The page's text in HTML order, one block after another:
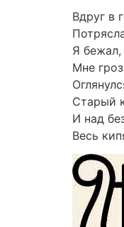
Вдруг в
Я
Мне
Старый
И над
Весь